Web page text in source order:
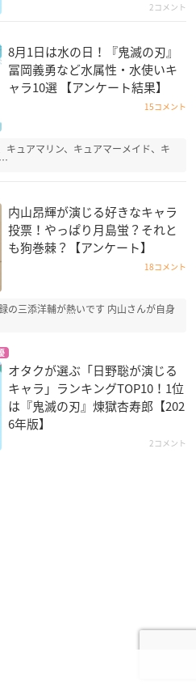
2コメント
8月1日は水の日！『鬼滅の刃』
冨岡義勇など水属性・水使いキ
ャラ10選 【アンケート結果】
15コメント
キュアマリン、キュアマーメイド、キ
内山昂輝が演じる好きなキャラ
投票！やっぱり月島蛍？それと
も狗巻棘？【アンケート】
18コメント
の三添洋輔が熱いです 内山さんが自身
オタクが選ぶ「日野聡が演じる
キャラ」ランキングTOP10！1位
は『鬼滅の刃』煉󠄁獄杏寿郎【202
6年版】
2コメント